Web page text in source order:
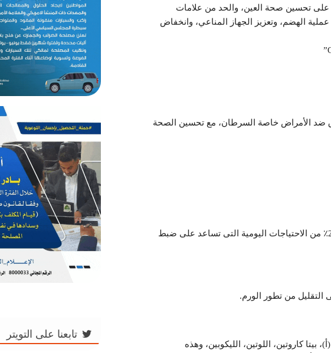
على تحسين صحة العين، والحد من علامات
الهضم، وتعزيز الجهاز المناعي، وانخفاض
ضد الأمراض خاصة السرطان، مع تحسين الصحة
الكاكا هى مصدر جيد للألياف، التى تحتوى على ما يقرب من 20٪ من الاحتياجات اليومية التى تساعد على ضبط
من تطور الورم.
بيتا كاروتين، اللوتين، الليكوبين، وهذه
تابعنا على التويتر